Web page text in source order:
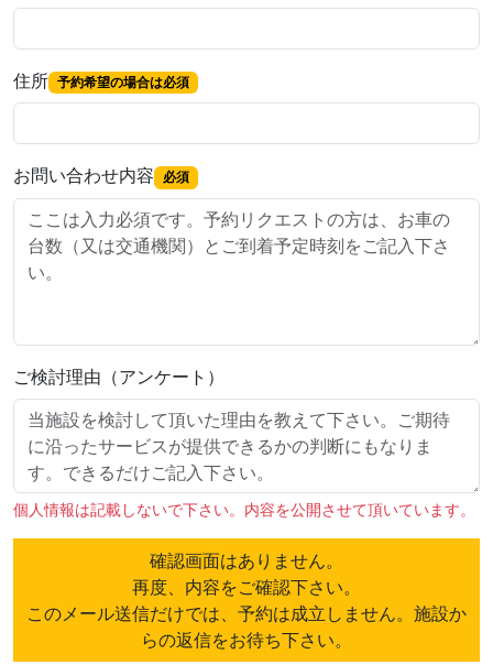
住所 予約希望の場合は必須
お問い合わせ内容 必須
ご検討理由（アンケート）
個人情報は記載しないで下さい。内容を公開させて頂いています。
確認画面はありません。
再度、内容をご確認下さい。
このメール送信だけでは、予約は成立しません。施設か
らの返信をお待ち下さい。